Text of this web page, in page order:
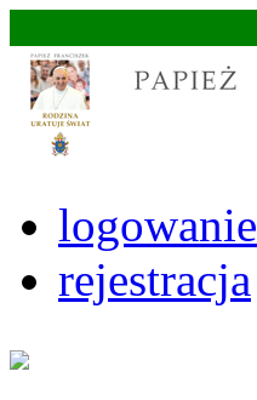
logowanie
rejestracja